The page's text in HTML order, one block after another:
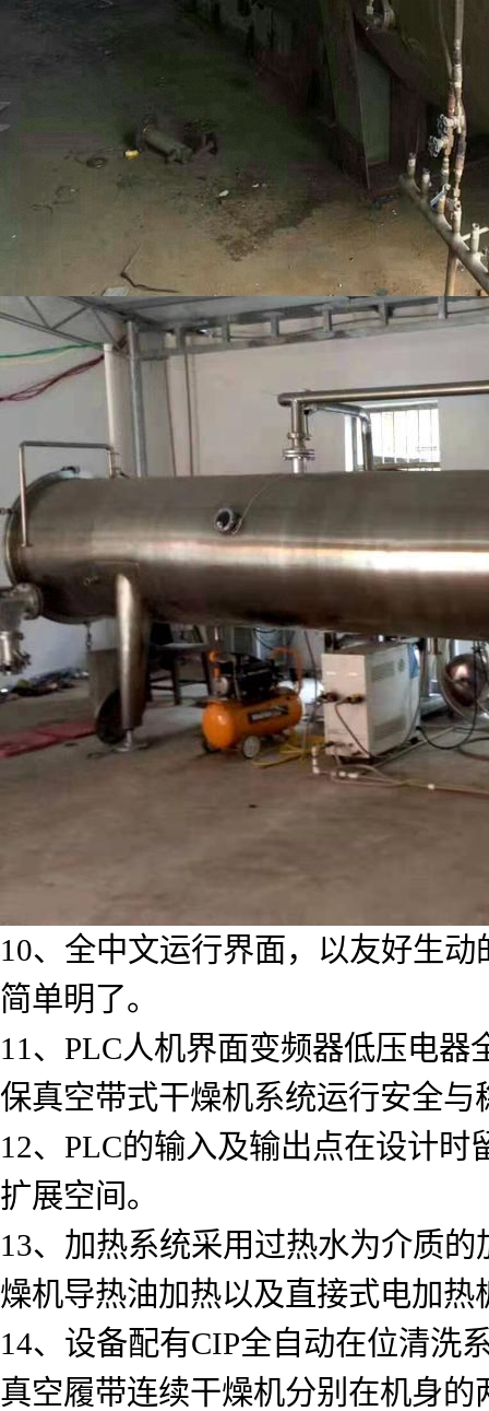
10、全中文运行界面，以友好生
简单明了。
11、PLC人机界面变频器低压电器
保真空带式干燥机系统运行安全与
12、PLC的输入及输出点在设计
扩展空间。
13、加热系统采用过热水为介质
燥机导热油加热以及直接式电加
14、设备配有CIP全自动在位清洗
真空履带连续干燥机分别在机身